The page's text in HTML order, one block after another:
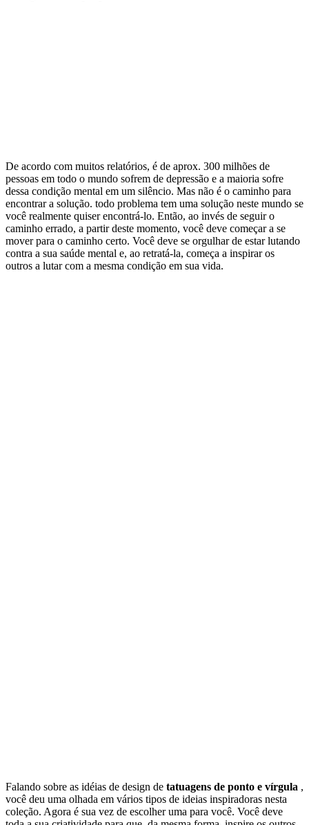
De acordo com muitos relatórios, é de aprox. 300 milhões de
pessoas em todo o mundo sofrem de depressão e a maioria sofre
dessa condição mental em um silêncio. Mas não é o caminho para
encontrar a solução. todo problema tem uma solução neste mundo se
você realmente quiser encontrá-lo. Então, ao invés de seguir o
caminho errado, a partir deste momento, você deve começar a se
mover para o caminho certo. Você deve se orgulhar de estar lutando
contra a sua saúde mental e, ao retratá-la, começa a inspirar os
outros a lutar com a mesma condição em sua vida.
Falando sobre as idéias de design de tatuagens de ponto e vírgula ,
você deu uma olhada em vários tipos de ideias inspiradoras nesta
coleção. Agora é sua vez de escolher uma para você. Você deve